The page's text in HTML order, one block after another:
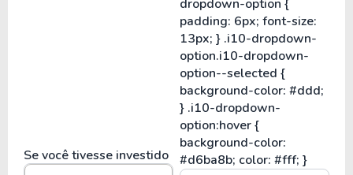
Se você tivesse investido